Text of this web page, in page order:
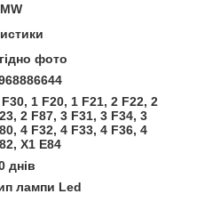
фото
1 F20, 1 F21, 2 F22, 2
2 F87, 3 F31, 3 F34, 3
4 F32, 4 F33, 4 F36, 4
X1 E84
днів
лампи Led